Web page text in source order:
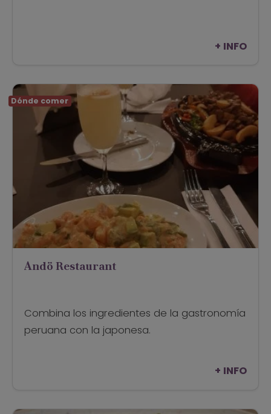
+ INFO
Dónde comer
Andö Restaurant
Combina los ingredientes de la gastronomía
peruana con la japonesa.
+ INFO